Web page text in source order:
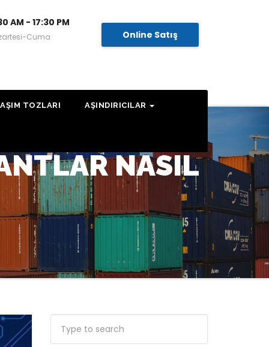
AM - 17:30 PM
Cuma Online Satış
TOZLARI AŞINDIRICILAR
NASIL